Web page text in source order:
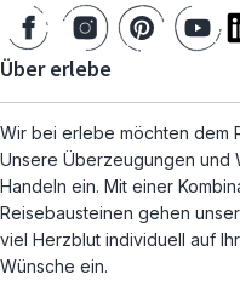
Über erlebe
Wir bei erlebe möchten dem
Unsere Überzeugungen und
Handeln ein. Mit einer
Reisebausteinen gehen
viel Herzblut individuell auf
Wünsche ein.